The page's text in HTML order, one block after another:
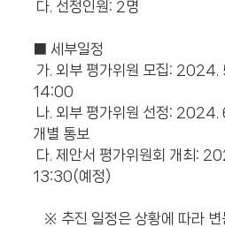
다. 선정인원: 2명
■ 세부일정
가. 외부 평가위원 모집:
14:00
나. 외부 평가위원 선정: 2024.
개별 통보
다. 제안서 평가위원회 개최:
13:30(예정)
※ 추진 일정은 상황에 따라 변